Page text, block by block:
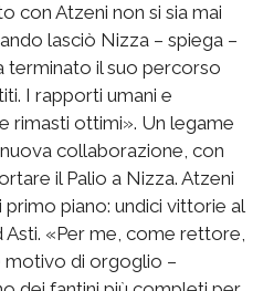
con Atzeni non si sia mai
lasciò Nizza – spiega –
terminato il suo percorso
I rapporti umani e
rimasti ottimi». Un legame
collaborazione, con
il Palio a Nizza. Atzeni
piano: undici vittorie al
Asti. «Per me, come rettore,
di orgoglio –